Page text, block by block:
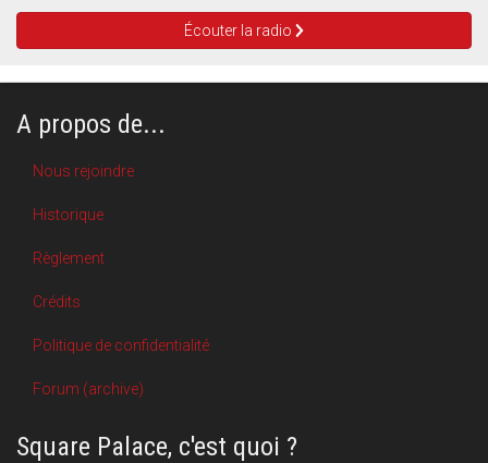
Écouter la radio
A propos de...
Nous rejoindre
Historique
Règlement
Crédits
Politique de confidentialité
Forum (archive)
Square Palace, c'est quoi ?